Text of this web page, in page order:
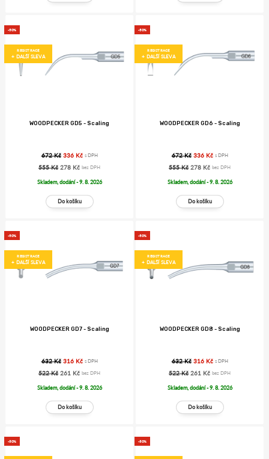
-50%
REGISTRACE
+ DALŠÍ SLEVA
WOODPECKER GD5 - Scaling
672 Kč 336 Kč s DPH
555 Kč 278 Kč bez DPH
Skladem, dodání - 9. 8. 2026
-50%
REGISTRACE
+ DALŠÍ SLEVA
WOODPECKER GD6 - Scaling
672 Kč 336 Kč s DPH
555 Kč 278 Kč bez DPH
Skladem, dodání - 9. 8. 2026
-50%
REGISTRACE
+ DALŠÍ SLEVA
WOODPECKER GD7 - Scaling
632 Kč 316 Kč s DPH
522 Kč 261 Kč bez DPH
Skladem, dodání - 9. 8. 2026
-50%
REGISTRACE
+ DALŠÍ SLEVA
WOODPECKER GD8 - Scaling
632 Kč 316 Kč s DPH
522 Kč 261 Kč bez DPH
Skladem, dodání - 9. 8. 2026
-50% -50%